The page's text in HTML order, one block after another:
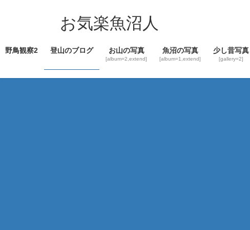
ツ
ス
シ
ン
お気楽魚沼人
野鳥観察2 登山のブログ お山の写真
[album=2,extend]
魚沼の写真
[album=1,extend]
少し昔写真
[gallery=2]